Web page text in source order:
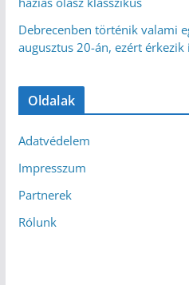
Debrecenben történik valami
augusztus 20-án, ezért
Oldalak
Adatvédelem
Impresszum
Partnerek
Rólunk